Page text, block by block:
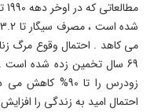
زودرس را تا
احتمال امید به زندگی را